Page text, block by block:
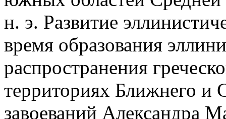
н. э. Развитие
время образования
распространения
территориях Ближнего и
завоеваний Александра